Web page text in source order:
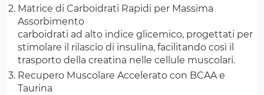
Matrice di Carboidrati Rapidi per Massima
Assorbimento
carboidrati ad alto indice glicemico, progettati per
stimolare il rilascio di insulina, facilitando così il
trasporto della creatina nelle cellule muscolari.
Recupero Muscolare Accelerato con BCAA e
Taurina